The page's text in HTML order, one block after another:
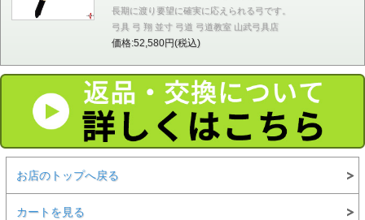
長期に渡り要望に確実に応えられる弓です。
弓具 弓 翔 並寸 弓道 弓道教室 山武弓具店
価格:52,580円(税込)
お店のトップへ戻る
カートを見る